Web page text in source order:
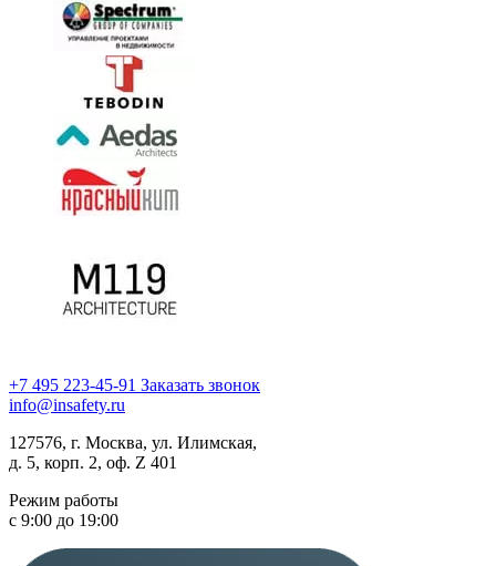
+7 495 223-45-91 Заказать звонок
info@insafety.ru
127576, г. Москва, ул. Илимская,
д. 5, корп. 2, оф. Z 401
Режим работы
с 9:00 до 19:00